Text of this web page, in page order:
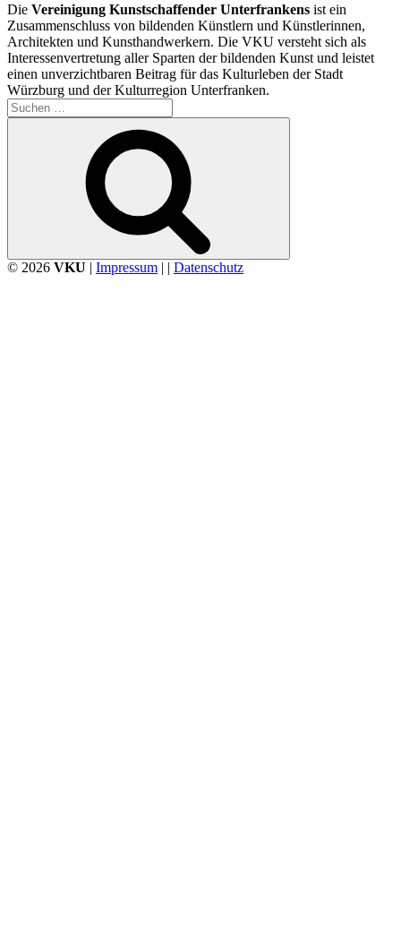
Die Vereinigung Kunstschaffender Unterfrankens ist ein
Zusammenschluss von bildenden Künstlern und Künstlerinnen,
Architekten und Kunsthandwerkern. Die VKU versteht sich als
Interessenvertretung aller Sparten der bildenden Kunst und leistet
einen unverzichtbaren Beitrag für das Kulturleben der Stadt
Würzburg und der Kulturregion Unterfranken.
Suchen
nach:
© 2026 VKU | Impressum | | Datenschutz